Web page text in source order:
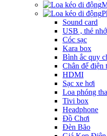
Sound card
USB , thẻ nhớ
Cóc sạc
Kara box
Bình ắc quy
Chân để điện
HDMI
Sạc xe hơi
Loa phóng
Tivi box
Headphone
Đồ Chơi
Đèn Bão